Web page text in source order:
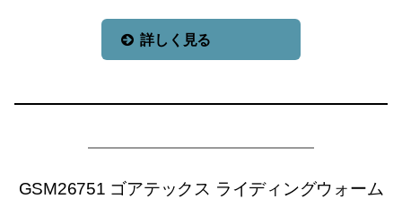
詳しく見る
GSM26751 ゴアテックス ライディングウォーム